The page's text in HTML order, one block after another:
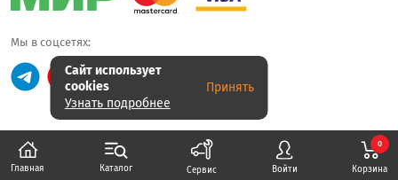
Мы в соцсетях:
Главная Каталог Сервис Войти
0
Корзина
Сайт использует
cookies
Узнать подробнее
Принять